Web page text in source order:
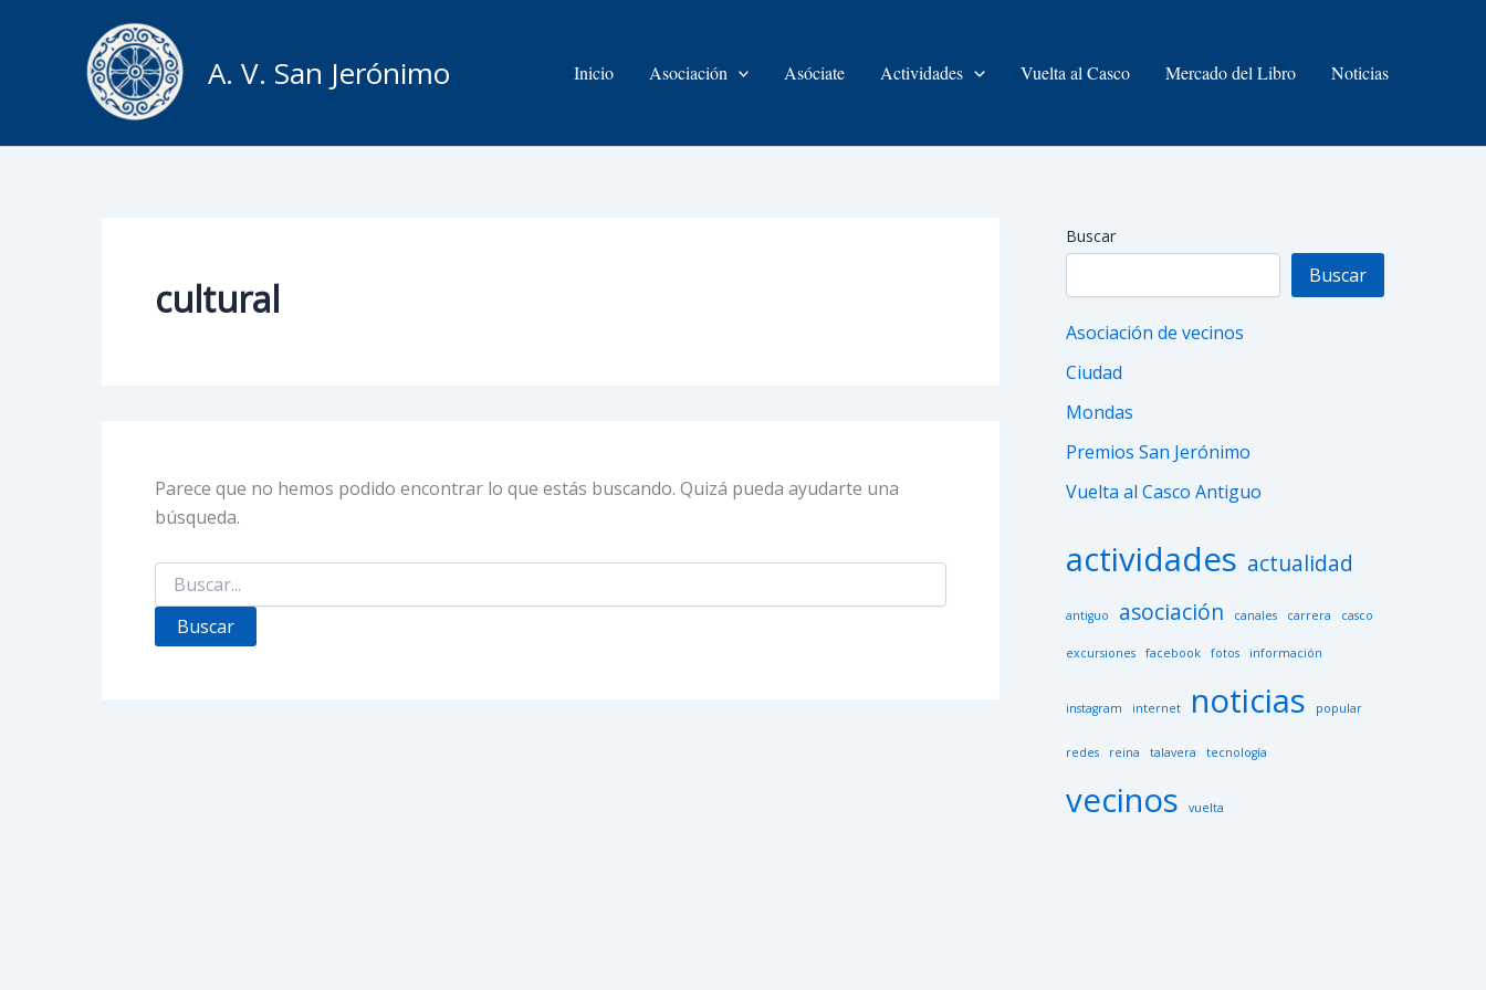
A. V. San Jerónimo Inicio Asociación Asóciate Actividades Vuelta al Casco Mercado del Libro Noticias
cultural
Parece que no hemos podido encontrar lo que estás buscando. Quizá pueda ayudarte una
búsqueda.
Buscar
por:
Buscar
Buscar
Asociación de vecinos
Ciudad
Mondas
Premios San Jerónimo
Vuelta al Casco Antiguo
actividades actualidad
antiguo asociación canales carrera casco
excursiones facebook fotos información
instagram internet noticias popular
redes reina talavera tecnología
vecinos vuelta